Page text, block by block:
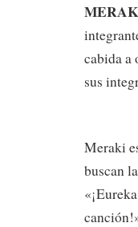
cabida a
sus
Meraki
buscan